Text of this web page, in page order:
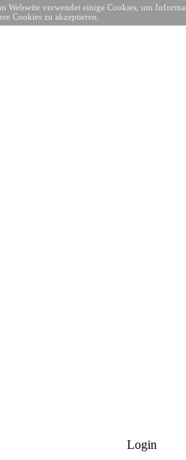
Login
Webseite verwendet einige Cookies, um
Cookies zu akzeptieren.